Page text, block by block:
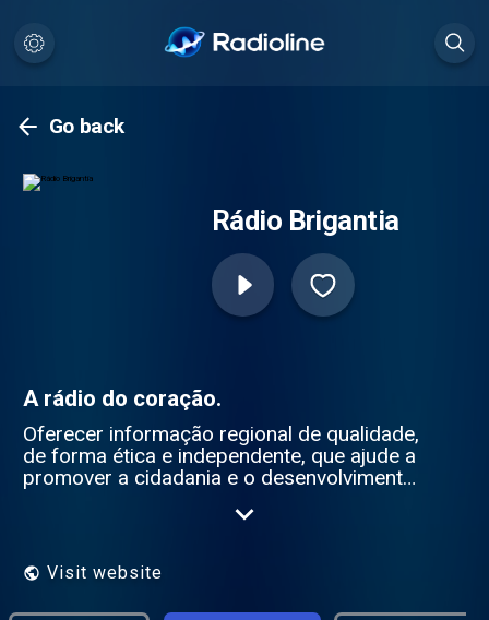
Go back
Rádio Brigantia
A rádio do coração.
Oferecer informação regional de qualidade,
de forma ética e independente, que ajude a
promover a cidadania e o desenvolvimento
Visit website